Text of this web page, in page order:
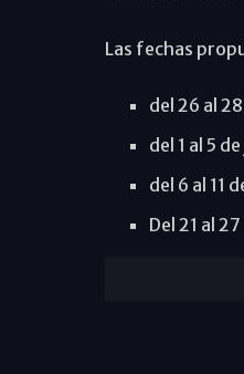
Las fechas
del 26 al
del 1 al 5
del 6 al 11
Del 21 al